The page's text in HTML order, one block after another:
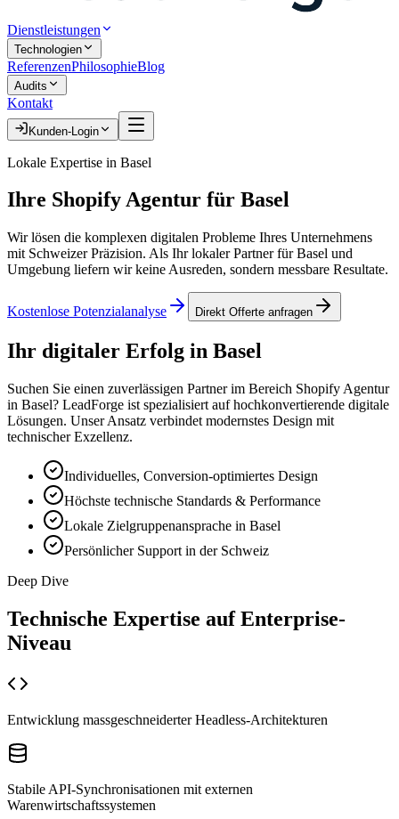
Dienstleistungen
Technologien
ReferenzenPhilosophieBlog
Audits
Kontakt
Kunden-Login
Lokale Expertise in Basel
Ihre Shopify Agentur für Basel
Wir lösen die komplexen digitalen Probleme Ihres Unternehmens
mit Schweizer Präzision. Als Ihr lokaler Partner fürBasel und
Umgebung liefern wir keine Ausreden, sondern messbare Resultate.
Kostenlose Potenzialanalyse Direkt Offerte anfragen
Ihr digitaler Erfolg in Basel
Suchen Sie einen zuverlässigen Partner im Bereich Shopify Agentur
in Basel? LeadForge ist spezialisiert auf hochkonvertierende digitale
Lösungen. Unser Ansatz verbindet modernstes Design mit
technischer Exzellenz.
Individuelles, Conversion-optimiertes Design
Höchste technische Standards & Performance
Lokale Zielgruppenansprache in Basel
Persönlicher Support in der Schweiz
Deep Dive
Technische Expertise auf Enterprise-
Niveau
Entwicklung massgeschneiderter Headless-Architekturen
Stabile API-Synchronisationen mit externen
Warenwirtschaftssystemen